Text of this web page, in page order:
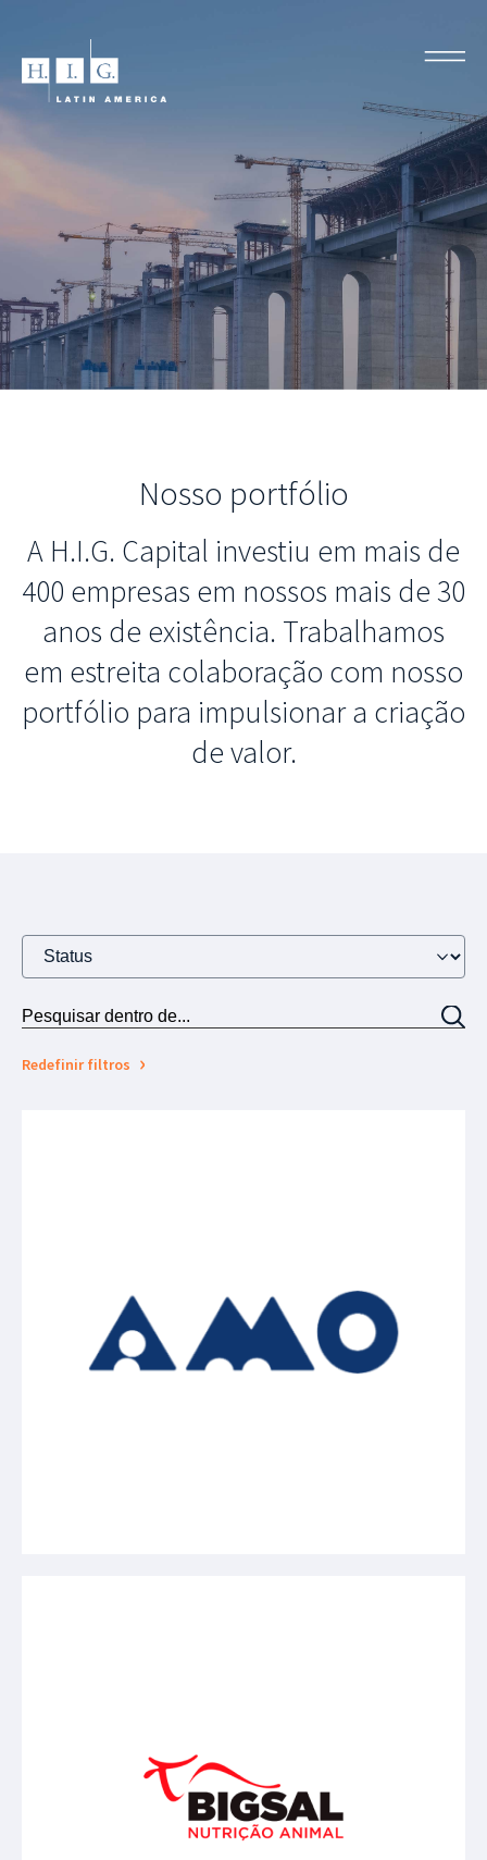
Nosso portfólio
A H.I.G. Capital investiu em mais de
400 empresas em nossos mais de 30
anos de existência. Trabalhamos
em estreita colaboração com nosso
portfólio para impulsionar a criação
de valor.
Redefinir filtros